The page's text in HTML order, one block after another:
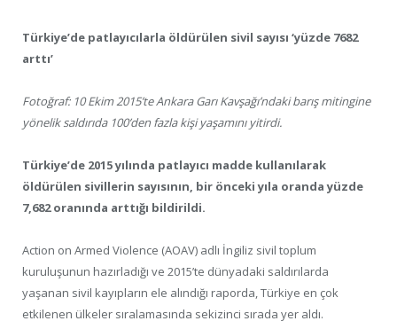
Türkiye’de patlayıcılarla öldürülen sivil sayısı ‘yüzde 7682
arttı’
Fotoğraf: 10 Ekim 2015’te Ankara Garı Kavşağı’ndaki barış mitingine
yönelik saldırıda 100’den fazla kişi yaşamını yitirdi.
Türkiye’de 2015 yılında patlayıcı madde kullanılarak
öldürülen sivillerin sayısının, bir önceki yıla oranda yüzde
7,682 oranında arttığı bildirildi.
Action on Armed Violence (AOAV) adlı İngiliz sivil toplum
kuruluşunun hazırladığı ve 2015’te dünyadaki saldırılarda
yaşanan sivil kayıpların ele alındığı raporda, Türkiye en çok
etkilenen ülkeler sıralamasında sekizinci sırada yer aldı.